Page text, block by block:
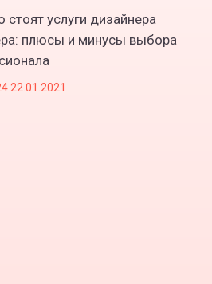
стоят услуги дизайнера
плюсы и минусы выбора
22.01.2021